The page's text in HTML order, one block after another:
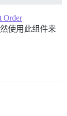
Order
使用此组件来